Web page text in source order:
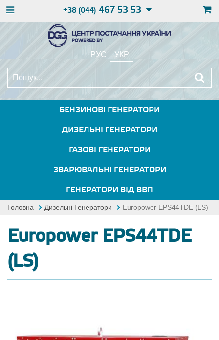
+38 (044) 467 53 53
РУС УКР
БЕНЗИНОВІ ГЕНЕРАТОРИ
ДИЗЕЛЬНІ ГЕНЕРАТОРИ
ГАЗОВІ ГЕНЕРАТОРИ
ЗВАРЮВАЛЬНІ ГЕНЕРАТОРИ
ГЕНЕРАТОРИ ВІД ВВП
Головна Дизельні Генератори Europower EPS44TDE (LS)
Europower EPS44TDE
(LS)